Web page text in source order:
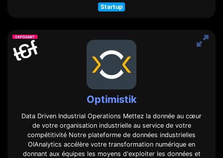
Startup
Optimistik
Data Driven Industrial Operations Mettez la donnée au cœur
de votre organisation industrielle au service de votre
compétitivité Notre plateforme de données industrielles
OIAnalytics accélère votre transformation numérique en
donnant aux équipes les moyens d'exploiter les données et